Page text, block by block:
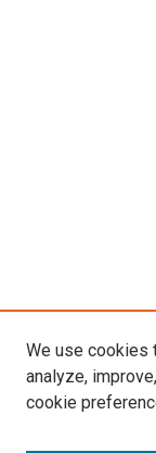
We use cookies
analyze,
cookie